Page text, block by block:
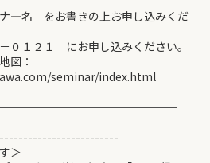
―名 をお書きの上お申し込みくだ
０１２１ にお申し込みください。
図：
seminar/index.html
＞